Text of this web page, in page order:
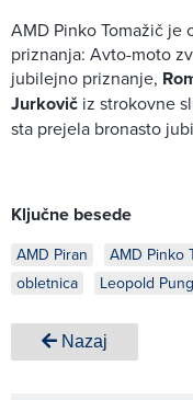
AMD Pinko Tomažič
priznanja: Avto-moto
jubilejno priznanje,
Jurkovič iz strokovne
sta prejela bronasto
Ključne besede
AMD Piran AMD Pinko
obletnica
Leopold
Nazaj